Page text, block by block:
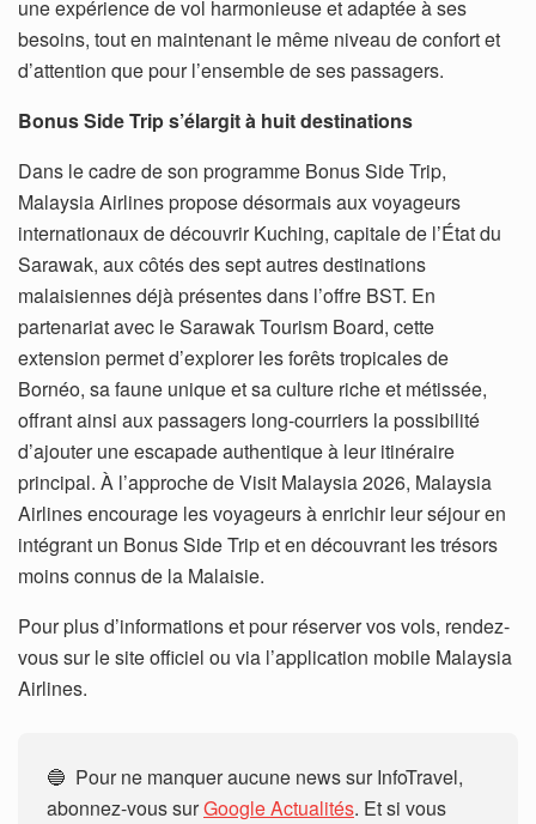
une expérience de vol harmonieuse et adaptée à ses
besoins, tout en maintenant le même niveau de confort et
d’attention que pour l’ensemble de ses passagers.
Bonus Side Trip s’élargit à huit destinations
Dans le cadre de son programme Bonus Side Trip,
Malaysia Airlines propose désormais aux voyageurs
internationaux de découvrir Kuching, capitale de l’État du
Sarawak, aux côtés des sept autres destinations
malaisiennes déjà présentes dans l’offre BST. En
partenariat avec le Sarawak Tourism Board, cette
extension permet d’explorer les forêts tropicales de
Bornéo, sa faune unique et sa culture riche et métissée,
offrant ainsi aux passagers long-courriers la possibilité
d’ajouter une escapade authentique à leur itinéraire
principal. À l’approche de Visit Malaysia 2026, Malaysia
Airlines encourage les voyageurs à enrichir leur séjour en
intégrant un Bonus Side Trip et en découvrant les trésors
moins connus de la Malaisie.
Pour plus d’informations et pour réserver vos vols, rendez-
vous sur le site officiel ou via l’application mobile Malaysia
Airlines.
🔵 Pour ne manquer aucune news sur InfoTravel,
abonnez-vous surGoogle Actualités. Et si vous